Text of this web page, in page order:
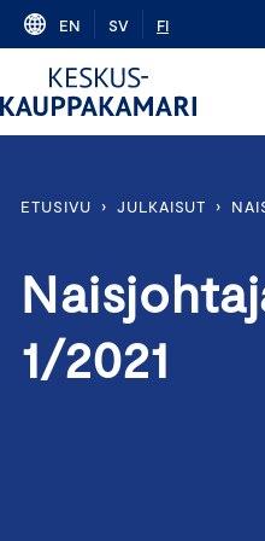
Skip
content
EN SV FI
ETUSIVU › JULKAISUT ›
1/2021